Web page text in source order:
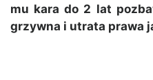
mu kara do 2 lat
grzywna i utrata prawa